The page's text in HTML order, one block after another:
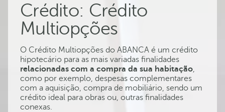
Crédito: Crédito
Multiopções
O Crédito Multiopções do ABANCA é um crédito
hipotecário para as mais variadas finalidades
relacionadas com a compra da sua habitação,
como por exemplo, despesas complementares
com a aquisição, compra de mobiliário, sendo um
crédito ideal para obras ou, outras finalidades
conexas.